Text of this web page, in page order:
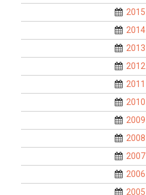
2015
2014
2013
2012
2011
2010
2009
2008
2007
2006
2005